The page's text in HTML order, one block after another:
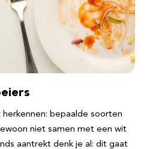
bepaalde soorten
niet samen met een wit
aantrekt denk je al: dit gaat